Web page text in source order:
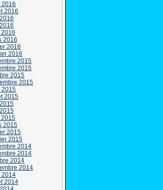
2016
2016
2016
2016
2016
2015
2015
2015
2015
2015
2015
2015
2015
2015
2014
2014
2014
2014
2014
2014